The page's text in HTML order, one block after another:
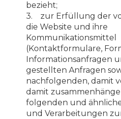
bezieht;
3. zur Erfüllung der
die Website und ihre
Kommunikationsmittel
(Kontaktformulare,
Informationsanfragen
gestellten Anfragen
nachfolgenden, damit
damit
folgenden und
und Verarbeitungen